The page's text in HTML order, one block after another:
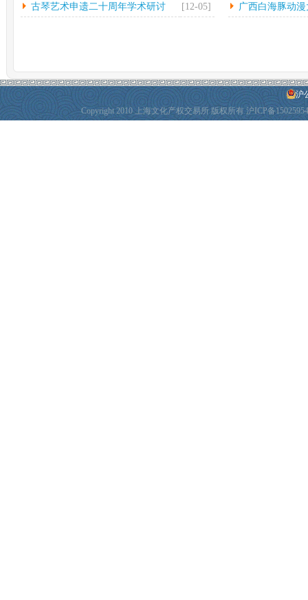
古琴艺术申遗二十周年学术研讨
[12-05]
广西白海豚动
沪
Copyright 2010 上海文化产权交易所 版权所有沪ICP备